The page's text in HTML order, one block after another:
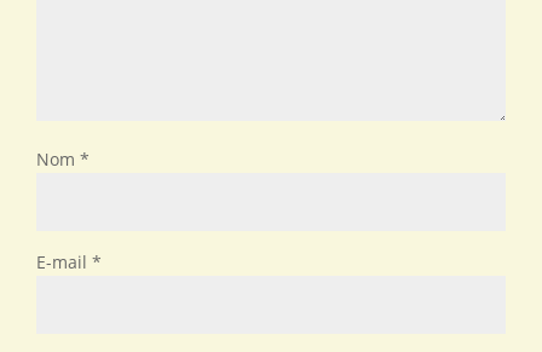
Nom *
E-mail *